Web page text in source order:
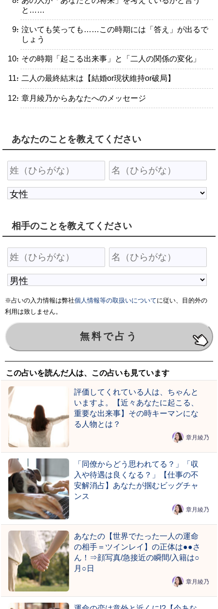
と……
・泣いても笑っても……この時期には「答え」が出るで
しょう
・その時期「起こる出来事」と「二人の関係の変化」
・二人の最終結末は【結婚or現状維持or破局】
・章月綾乃からあなたへのメッセージ
あなたのことを教えてください
相手のことを教えてください
※占いの入力情報は弊社個人情報等の取扱いについてに従い、目的外の
利用は致しません。
この占いを読んだ人は、この占いも見ています
評価してくれている人は、ちゃんと
いますよ。【近々あなたに起こる、
重要な出来事】その時キーマンにな
る人物とは？
章月綾乃
「同僚からどう思われてる？」「収
入や待遇は良くなる？」【仕事の不
安解消占】あなたが掴むビッグチャ
ンス
章月綾乃
あなたの【世界でたった一人の運命
の相手＝ツインレイ】の正体は●●さ
ん！⇒顔写真/急接近の瞬間/入籍は○
月○日
章月綾乃